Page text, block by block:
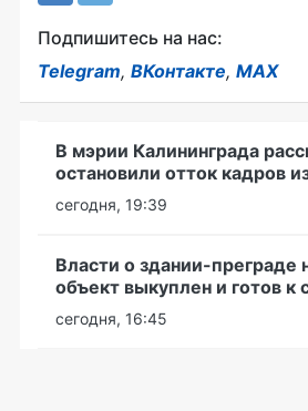
Подпишитесь на нас:
Telegram, ВКонтакте, MAX
В мэрии Калининграда
остановили отток кадров
сегодня, 19:39
Власти о здании-преграде
объект выкуплен и готов к
сегодня, 16:45